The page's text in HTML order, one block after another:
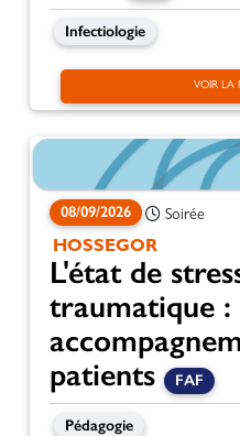
Infectiologie
VOIR LA
08/09/2026 Soirée
HOSSEGOR
L'état de
traumatique :
patients
FAF
Pédagogie